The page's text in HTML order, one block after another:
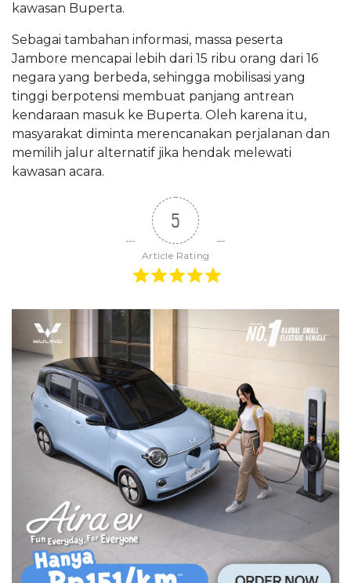
kawasan Buperta.
Sebagai tambahan informasi, massa peserta
Jambore mencapai lebih dari 15 ribu orang dari 16
negara yang berbeda, sehingga mobilisasi yang
tinggi berpotensi membuat panjang antrean
kendaraan masuk ke Buperta. Oleh karena itu,
masyarakat diminta merencanakan perjalanan dan
memilih jalur alternatif jika hendak melewati
kawasan acara.
5
Article Rating